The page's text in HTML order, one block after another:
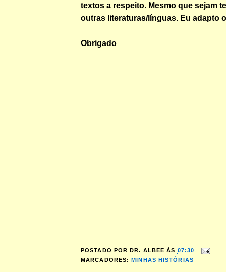
textos a respeito. Mesmo que sejam
outras literaturas/línguas. Eu adapto
Obrigado
POSTADO POR DR. ALBEE ÀS 07:30
MARCADORES:MINHAS HISTÓRIAS